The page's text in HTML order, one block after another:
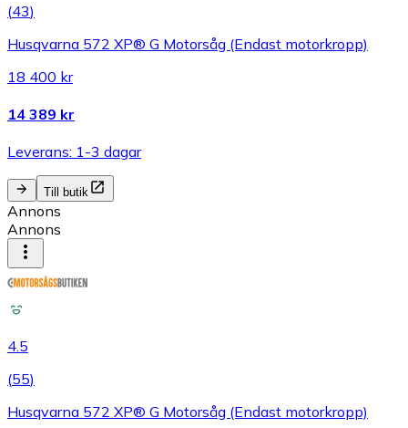
(43)
Husqvarna 572 XP® G Motorsåg (Endast motorkropp)
18 400 kr
14 389 kr
Leverans: 1-3 dagar
Till butik
Annons
Annons
4.5
(55)
Husqvarna 572 XP® G Motorsåg (Endast motorkropp)